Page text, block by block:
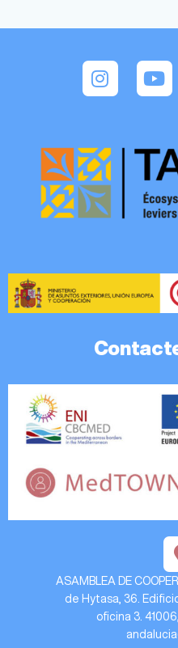
ASAMBLEA DE
de Hytasa, 36.
oficina 3.